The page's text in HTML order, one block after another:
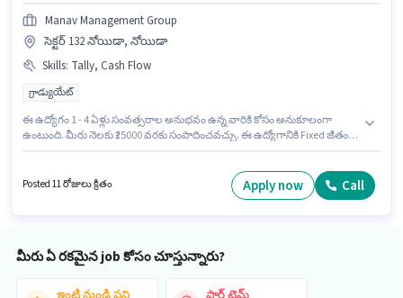
Manav Management Group
సెక్టర్ 132 నోయిడా, నోయిడా
Skills: Tally, Cash Flow
గ్రాడ్యుయేట్
ఈ ఉద్యోగం 1 - 4 ఏళ్లు సంవత్సరాల అనుభవం ఉన్న వారికి కోసం అనుకూలంగా
ఉంటుంది. మీరు నెలకు ₹25000 వరకు సంపాదించవచ్చు. ఈ ఉద్యోగానికి Fixed జీతం
Tally వంటి నైపుణ్యాలు ఉండాలి. ఈ ఉద్యోగం సెక్టర్ 132 నోయిడా, నోయిడా లో ఉంది.
Posted 11 రోజులు క్రితం Apply now Call
మీరు ఏ రకమైన job కోసం చూస్తున్నారు?